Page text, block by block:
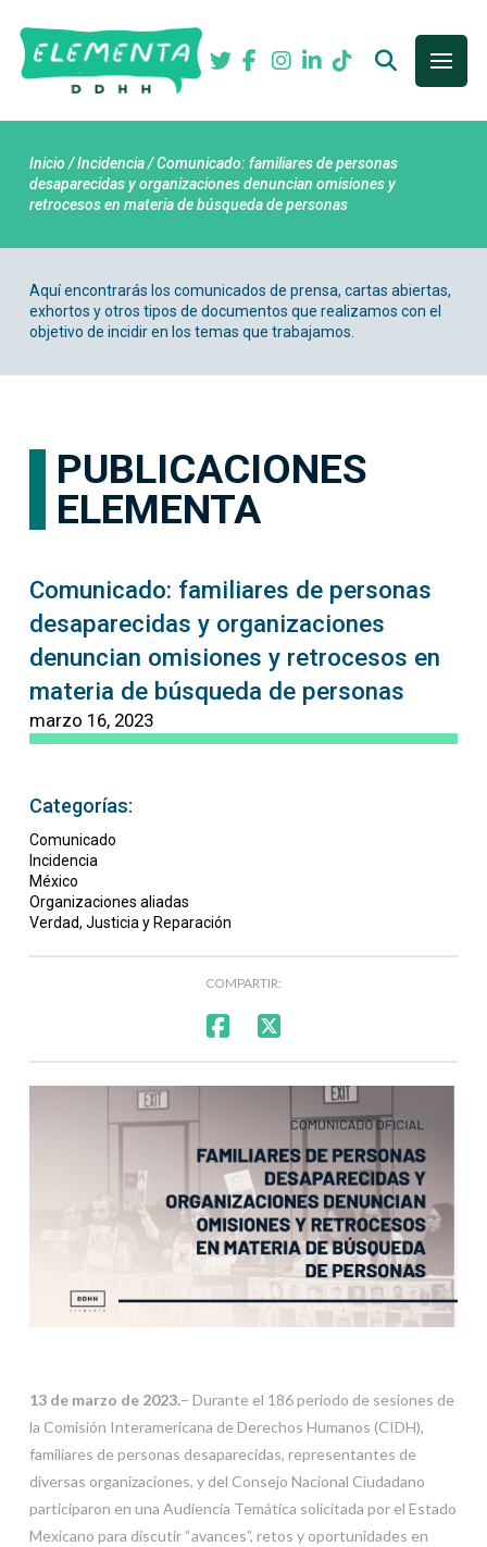
Inicio / Incidencia / Comunicado: familiares de personas
desaparecidas y organizaciones denuncian omisiones y
retrocesos en materia de búsqueda de personas
Aquí encontrarás los comunicados de prensa, cartas abiertas,
exhortos y otros tipos de documentos que realizamos con el
objetivo de incidir en los temas que trabajamos.
PUBLICACIONES
ELEMENTA
Comunicado: familiares de personas
desaparecidas y organizaciones
denuncian omisiones y retrocesos en
materia de búsqueda de personas
marzo 16, 2023
Categorías:
Comunicado
Incidencia
México
Organizaciones aliadas
Verdad, Justicia y Reparación
COMPARTIR:
13 de marzo de 2023.– Durante el 186 periodo de sesiones de
la Comisión Interamericana de Derechos Humanos (CIDH),
familiares de personas desaparecidas, representantes de
diversas organizaciones, y del Consejo Nacional Ciudadano
participaron en una Audiencia Temática solicitada por el Estado
Mexicano para discutir “avances”, retos y oportunidades en